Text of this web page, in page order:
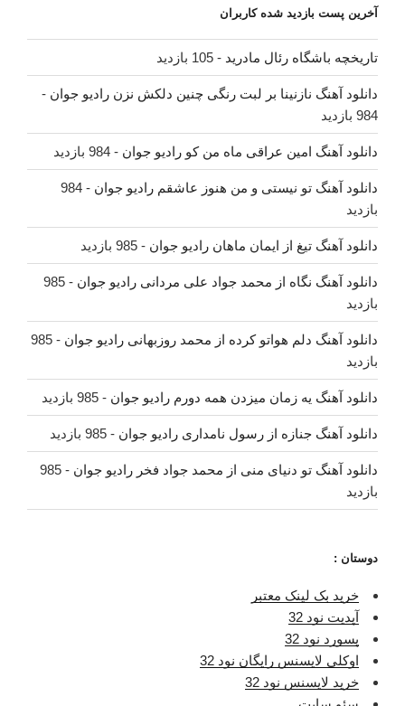
آخرین پست بازدید شده کاربران
تاریخچه باشگاه رئال مادرید - 105 بازدید
دانلود آهنگ نازنینا بر لبت رنگی چنین دلکش نزن رادیو جوان -
984 بازدید
دانلود آهنگ امین عراقی ماه من کو رادیو جوان - 984 بازدید
دانلود آهنگ تو نیستی و من هنوز عاشقم رادیو جوان
- 984
بازدید
دانلود آهنگ تیغ از ایمان ماهان رادیو جوان - 985 بازدید
دانلود آهنگ نگاه از محمد جواد علی مردانی رادیو جوان
- 985
بازدید
دانلود آهنگ دلم هواتو کرده از محمد روزبهانی رادیو جوان
- 985
بازدید
دانلود آهنگ یه زمان میزدن همه دورم رادیو جوان - 985 بازدید
دانلود آهنگ جنازه از رسول نامداری رادیو جوان - 985 بازدید
دانلود آهنگ تو دنیای منی از محمد جواد فخر رادیو جوان
- 985
بازدید
دوستان :
خرید بک لینک معتبر
آپدیت نود 32
پسورد نود 32
اوکلی لایسنس رایگان نود 32
خرید لایسنس نود 32